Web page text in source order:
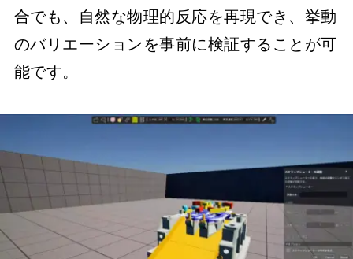
合でも、自然な物理的反応を再現でき、挙動
のバリエーションを事前に検証することが可
能です。